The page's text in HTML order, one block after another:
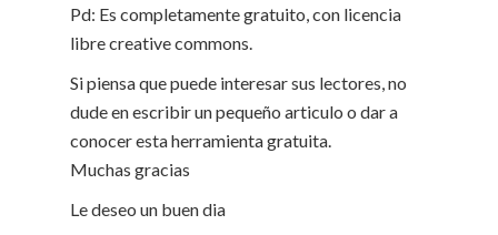
Pd: Es completamente gratuito, con licencia
libre creative commons.
Si piensa que puede interesar sus lectores, no
dude en escribir un pequeño articulo o dar a
conocer esta herramienta gratuita.
Muchas gracias
Le deseo un buen dia